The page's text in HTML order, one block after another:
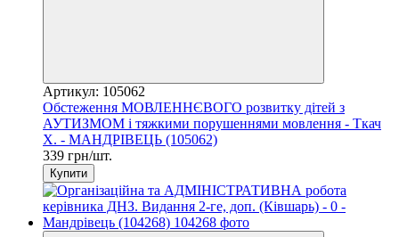
Артикул: 105062
Обстеження МОВЛЕННЄВОГО розвитку дітей з
АУТИЗМОМ і тяжкими порушеннями мовлення - Ткач
Х. - МАНДРІВЕЦЬ (105062)
339 грн/шт.
Купити